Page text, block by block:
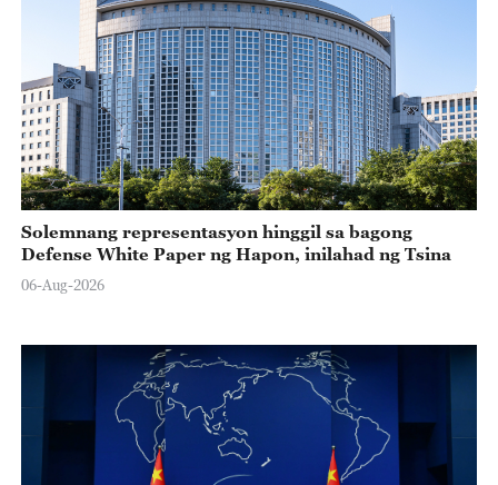
Solemnang representasyon hinggil sa bagong
Defense White Paper ng Hapon, inilahad ng Tsina
06-Aug-2026